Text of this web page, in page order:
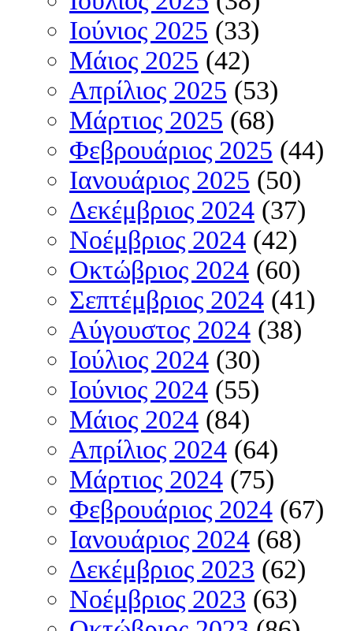
Ιούνιος 2025 (33)
Μάιος 2025 (42)
Απρίλιος 2025 (53)
Μάρτιος 2025 (68)
Φεβρουάριος 2025 (44)
Ιανουάριος 2025 (50)
Δεκέμβριος 2024 (37)
Νοέμβριος 2024 (42)
Οκτώβριος 2024 (60)
Σεπτέμβριος 2024 (41)
Αύγουστος 2024 (38)
Ιούλιος 2024 (30)
Ιούνιος 2024 (55)
Μάιος 2024 (84)
Απρίλιος 2024 (64)
Μάρτιος 2024 (75)
Φεβρουάριος 2024 (67)
Ιανουάριος 2024 (68)
Δεκέμβριος 2023 (62)
Νοέμβριος 2023 (63)